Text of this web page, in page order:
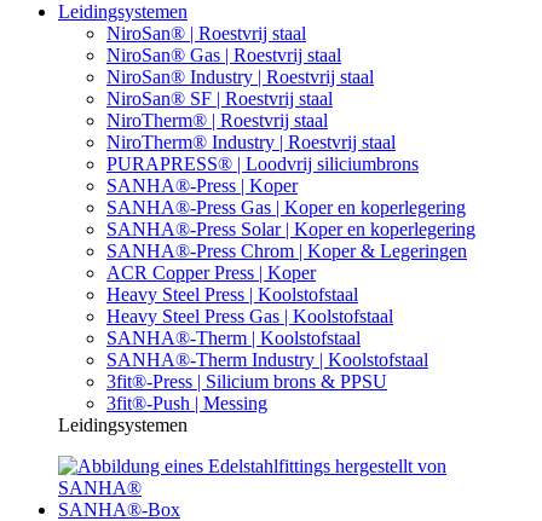
Leidingsystemen
NiroSan® | Roestvrij staal
NiroSan® Gas | Roestvrij staal
NiroSan® Industry | Roestvrij staal
NiroSan® SF | Roestvrij staal
NiroTherm® | Roestvrij staal
NiroTherm® Industry | Roestvrij staal
PURAPRESS® | Loodvrij siliciumbrons
SANHA®-Press | Koper
SANHA®-Press Gas | Koper en koperlegering
SANHA®-Press Solar | Koper en koperlegering
SANHA®-Press Chrom | Koper & Legeringen
ACR Copper Press | Koper
Heavy Steel Press | Koolstofstaal
Heavy Steel Press Gas | Koolstofstaal
SANHA®-Therm | Koolstofstaal
SANHA®-Therm Industry | Koolstofstaal
3fit®-Press | Silicium brons & PPSU
3fit®-Push | Messing
Leidingsystemen
SANHA®-Box